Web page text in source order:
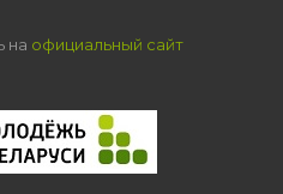
на официальный сайт